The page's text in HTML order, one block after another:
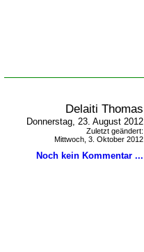
Delaiti Thomas
Donnerstag, 23. August 2012
Zuletzt geändert:
Mittwoch, 3. Oktober 2012
Noch kein Kommentar ...